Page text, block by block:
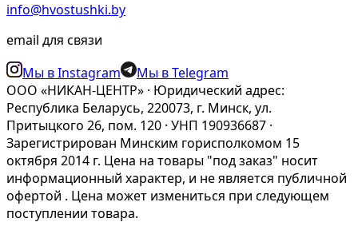
info@hvostushki.by
email для связи
Мы в Instagram
Мы в Telegram
ООО «НИКАН-ЦЕНТР» · Юридический адрес:
Республика Беларусь, 220073, г. Минск, ул.
Притыцкого 26, пом. 120 · УНП 190936687 ·
Зарегистрирован Минским горисполкомом 15
октября 2014 г. Цена на товары "под заказ" носит
информационный характер, и не является публичной
офертой . Цена может измениться при следующем
поступлении товара.